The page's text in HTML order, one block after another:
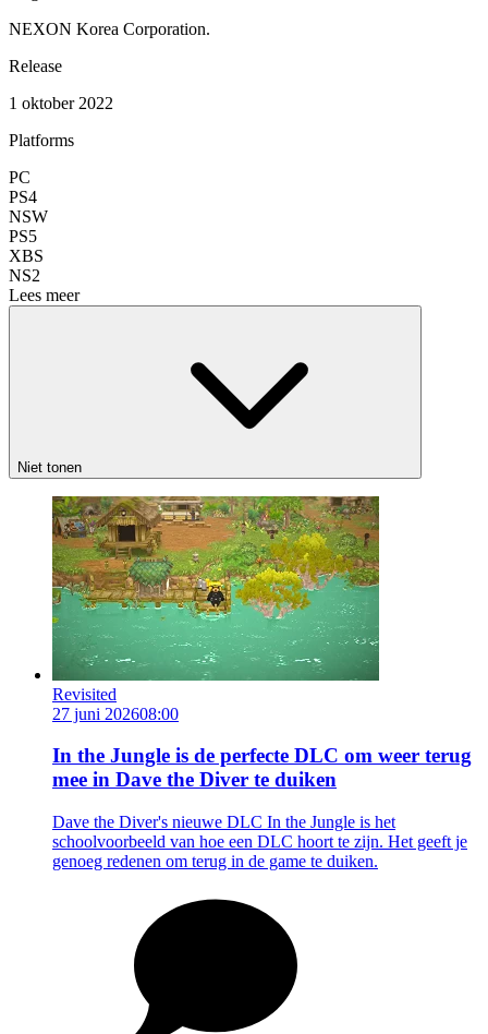
NEXON Korea Corporation.
Release
1 oktober 2022
Platforms
PC
PS4
NSW
PS5
XBS
NS2
Lees meer
Niet tonen
Revisited
27 juni 202608:00
In the Jungle is de perfecte DLC om weer terug
mee in Dave the Diver te duiken
Dave the Diver's nieuwe DLC In the Jungle is het
schoolvoorbeeld van hoe een DLC hoort te zijn. Het geeft je
genoeg redenen om terug in de game te duiken.